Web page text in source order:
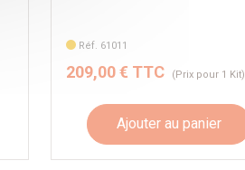
Réf. 61011
209,00 € TTC (Prix pour 1 Kit)
Ajouter au panier